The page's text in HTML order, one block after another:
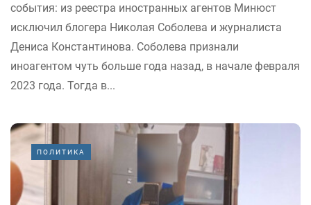
события: из реестра иностранных агентов Минюст
исключил блогера Николая Соболева и журналиста
Дениса Константинова. Соболева признали
иноагентом чуть больше года назад, в начале февраля
2023 года. Тогда в...
ПОЛИТИКА